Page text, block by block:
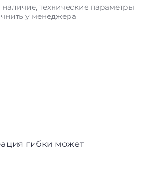
наличие, технические параметры
у менеджера
гибки может